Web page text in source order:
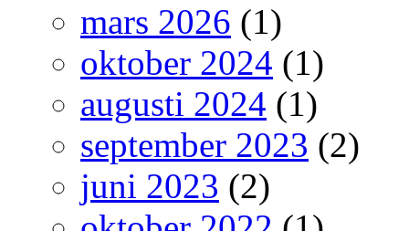
mars 2026 (1)
oktober 2024 (1)
augusti 2024 (1)
september 2023 (2)
juni 2023 (2)